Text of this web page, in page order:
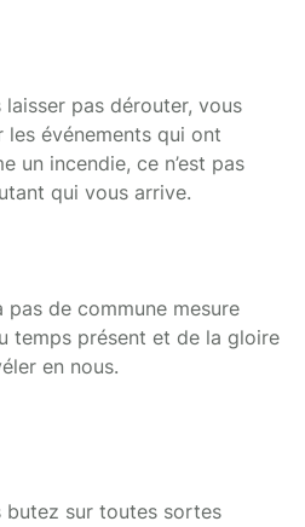
pas dérouter, vous
les événements qui ont
un incendie, ce n’est pas
qui vous arrive.
pas de commune mesure
temps présent et de la gloire
en nous.
butez sur toutes sortes